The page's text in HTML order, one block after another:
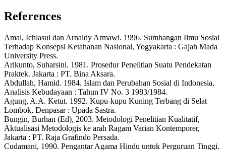
References
Amal, Ichlasul dan Arnaidy Armawi. 1996. Sumbangan Ilmu Sosial
Terhadap Konsepsi Ketahanan Nasional, Yogyakarta : Gajah Mada
University Press.
Arikunto, Suharsini. 1981. Prosedur Penelitian Suatu Pendekatan
Praktek. Jakarta : PT. Bina Aksara.
Abdullah, Hamid. 1984. Islam dan Perubahan Sosial di Indonesia,
Analisis Kebudayaan : Tahun IV No. 3 1983/1984.
Agung, A.A. Ketut. 1992. Kupu-kupu Kuning Terbang di Selat
Lombok, Denpasar : Upada Sastra.
Bungin, Burhan (Ed), 2003. Metodologi Penelitian Kualitatif,
Aktualisasi Metodologis ke arah Ragam Varian Kontemporer,
Jakarta : PT. Raja Grafindo Persada.
Cudamani, 1990. Pengantar Agama Hindu untuk Perguruan Tinggi.